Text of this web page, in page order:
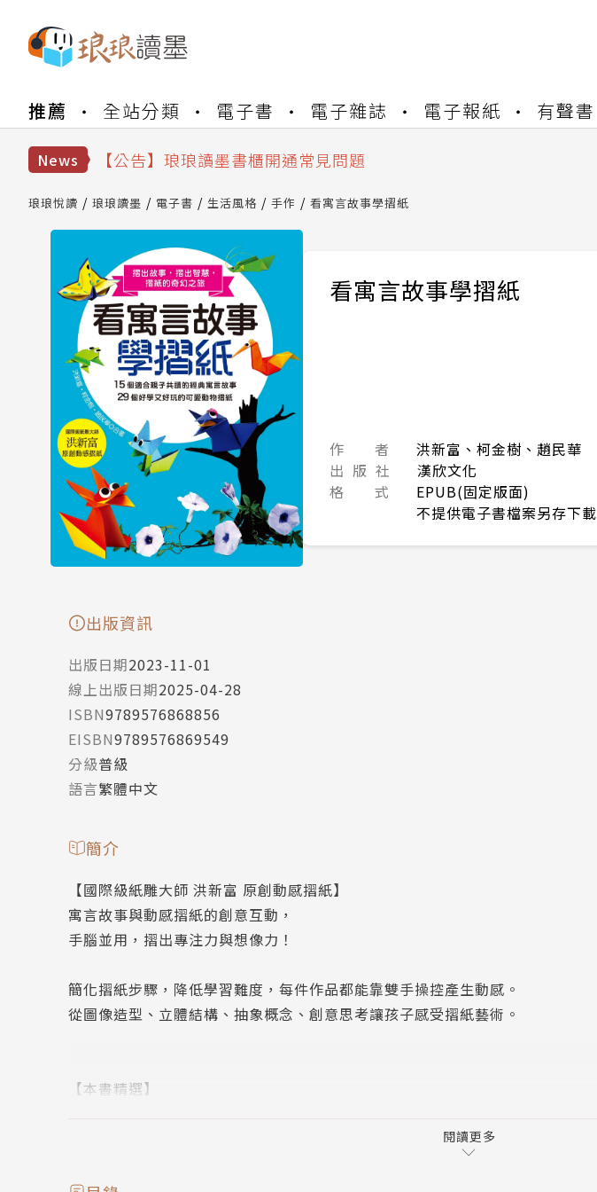
推薦 全站分類 電子書 電子雜誌 電子報紙 有聲書
News
【公告】琅琅讀墨數位閱讀資產合併與書櫃開通申請
【公告】琅琅讀墨 3 分鐘完成書櫃開通與資產合併申請圖文教學
【公告】琅琅讀墨數位閱讀資產合併與書櫃開通申請
琅琅悅讀 琅琅讀墨 電子書 生活風格 手作 看寓言故事學摺紙
看寓言故事學摺紙
作 者
洪新富、柯金樹、趙民華
出 版 社
漢欣文化
格 式
EPUB(固定版面)
不提供電子書檔案另存下載
出版資訊
出版日期2023-11-01
線上出版日期2025-04-28
ISBN9789576868856
EISBN9789576869549
分級普級
語言繁體中文
簡介
【國際級紙雕大師 洪新富 原創動感摺紙】
寓言故事與動感摺紙的創意互動，
手腦並用，摺出專注力與想像力！
簡化摺紙步驟，降低學習難度，每件作品都能靠雙手操控產生動感。
從圖像造型、立體結構、抽象概念、創意思考讓孩子感受摺紙藝術。
【本書精選】
閱讀更多